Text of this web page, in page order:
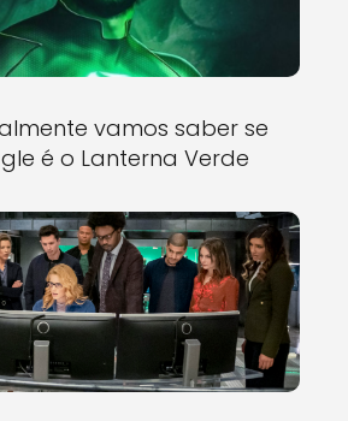
vamos saber se
é o Lanterna Verde